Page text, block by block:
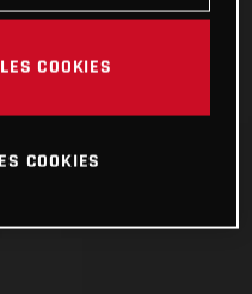
COOKIES
COOKIES